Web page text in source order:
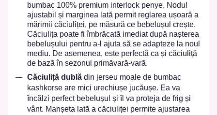
bumbac 100% premium interlock penye. Nodul
ajustabil și marginea lată permit reglarea ușoară a
mărimii căciuliței, pe măsură ce bebelușul crește.
Căciulița poate fi îmbrăcată imediat după nașterea
bebelușului pentru a-l ajuta să se adapteze la noul
mediu. De asemenea, este perfectă ca și căciuliță
de bază în sezonul primăvară-vară.
Căciuliță dublă din jerseu moale de bumbac
kashkorse are mici urechiușe jucăușe. Ea va
încălzi perfect bebelușul și îl va proteja de frig și
vânt. Manșeta lată a căciuliței permite ajustarea